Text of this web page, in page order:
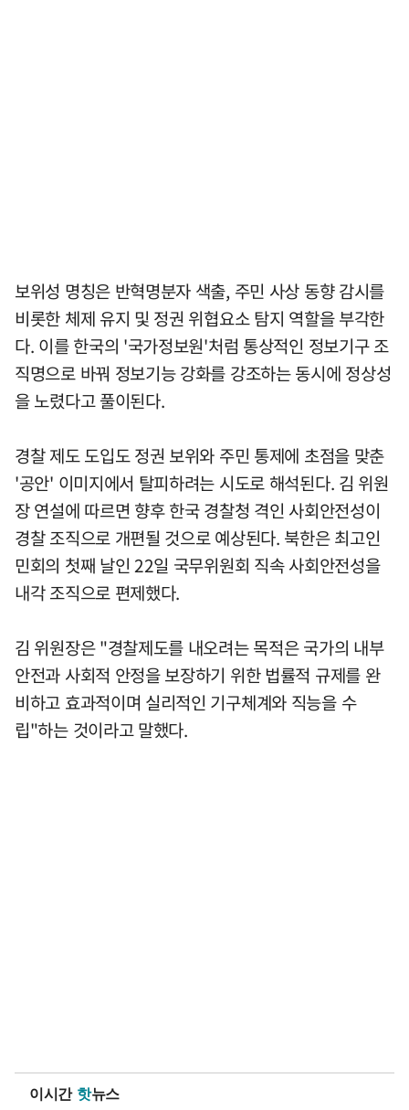
보위성 명칭은 반혁명분자 색출, 주민 사상 동향 감시를
비롯한 체제 유지 및 정권 위협요소 탐지 역할을 부각한
다. 이를 한국의 '국가정보원'처럼 통상적인 정보기구 조
직명으로 바꿔 정보기능 강화를 강조하는 동시에 정상성
을 노렸다고 풀이된다.
경찰 제도 도입도 정권 보위와 주민 통제에 초점을 맞춘
'공안' 이미지에서 탈피하려는 시도로 해석된다. 김 위원
장 연설에 따르면 향후 한국 경찰청 격인 사회안전성이
경찰 조직으로 개편될 것으로 예상된다. 북한은 최고인
민회의 첫째 날인 22일 국무위원회 직속 사회안전성을
내각 조직으로 편제했다.
김 위원장은 "경찰제도를 내오려는 목적은 국가의 내부
안전과 사회적 안정을 보장하기 위한 법률적 규제를 완
비하고 효과적이며 실리적인 기구체계와 직능을 수
립"하는 것이라고 말했다.
이시간 핫뉴스